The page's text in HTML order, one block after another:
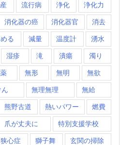
流行病 浄化 浄化力
消化器の癌 消化器官 消去
る 減量 温度計 湧水
湿疹 滝 潰瘍 濁り
無形 無明 無欲
無理無理 無給
熊野古道 熱いパワー 燃費
爪が丈夫に 特別支援学校
狭心症 獅子舞 玄関の掃除